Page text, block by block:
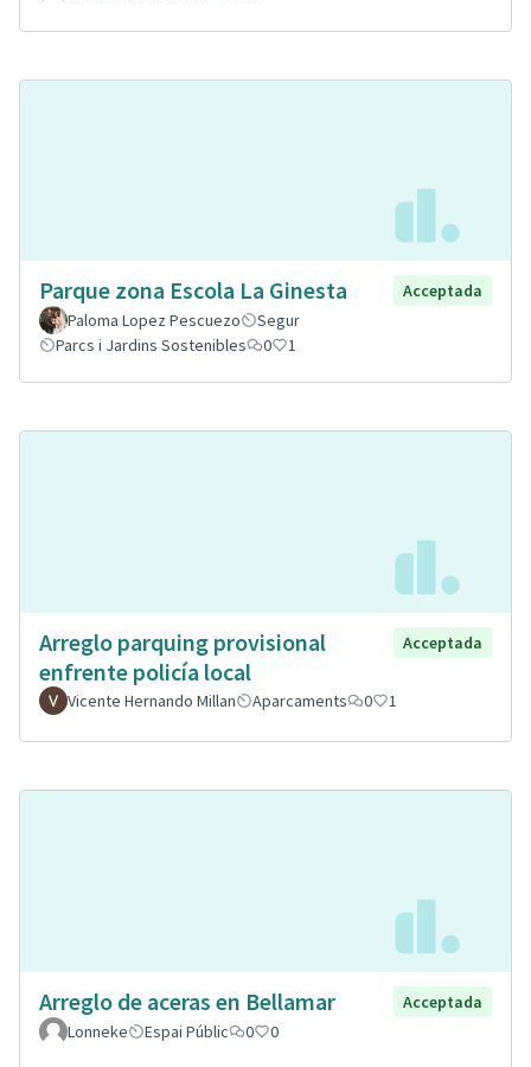
Parque zona Escola La Ginesta
Acceptada
Paloma Lopez Pescuezo
Segur
Parcs i Jardins Sostenibles
0 1
Arreglo parquing provisional
enfrente policía local
Acceptada
Vicente Hernando Millan Aparcaments 0 1
Arreglo de aceras en Bellamar
Acceptada
Lonneke
Espai Públic 0 0